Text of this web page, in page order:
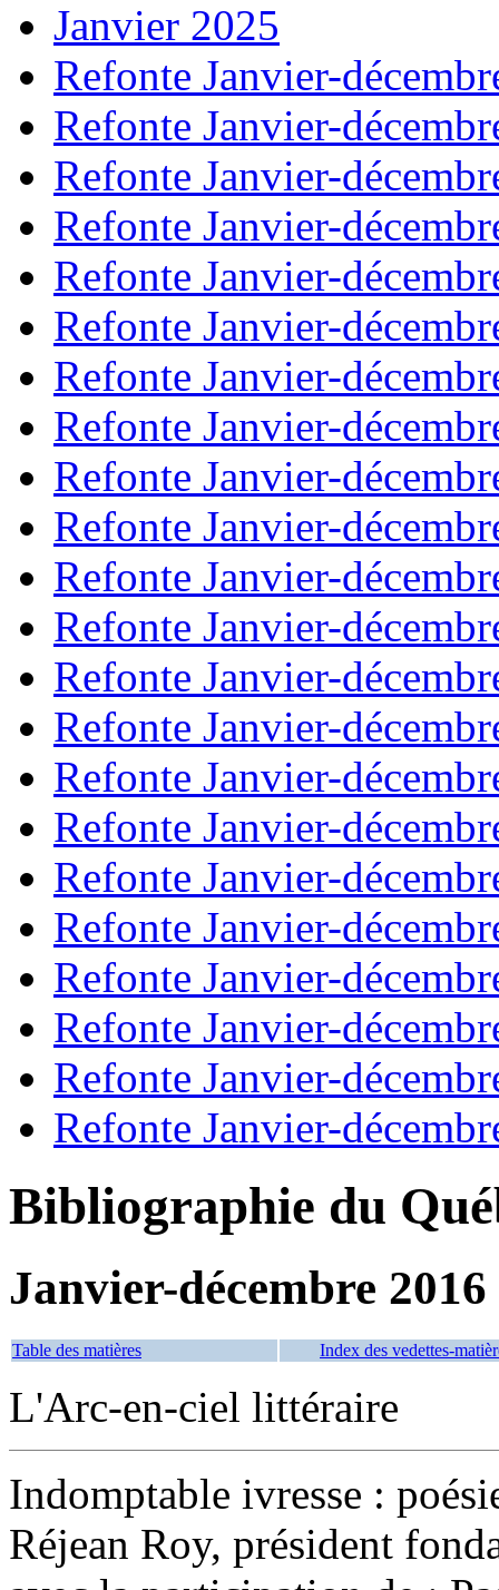
Janvier 2025
Refonte Janvier-
Refonte Janvier-
Refonte Janvier-
Refonte Janvier-
Refonte Janvier-
Refonte Janvier-
Refonte Janvier-
Refonte Janvier-
Refonte Janvier-
Refonte Janvier-
Refonte Janvier-
Refonte Janvier-
Refonte Janvier-
Refonte Janvier-
Refonte Janvier-
Refonte Janvier-
Refonte Janvier-
Refonte Janvier-
Refonte Janvier-
Refonte Janvier-
Refonte Janvier-
Refonte Janvier-
Bibliographie du
Janvier-décembre 2016
Table des matières Index des vedettes-
L'Arc-en-ciel littéraire
Indomptable ivresse :
Réjean Roy, président